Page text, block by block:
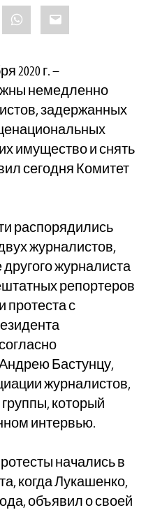
WhatsApp
Email
2020 г. –
немедленно
задержанных
имущество и снять
сегодня Комитет
распорядились
журналистов,
журналиста
репортеров
протеста с
Бастунцу,
журналистов,
который
интервью.
начались в
когда Лукашенко,
объявил о своей